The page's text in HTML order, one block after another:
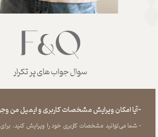
سوال جواب های پر تکرار
-آیا امکان ویرایش مشخصات کاربری و ایمیل من
- شما می‏‌توانید مشخصات کاربری خود را ویرایش کنید. برای